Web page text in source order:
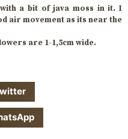
a bit of java moss in it. I
air movement as its near the
are 1-1,5cm wide.